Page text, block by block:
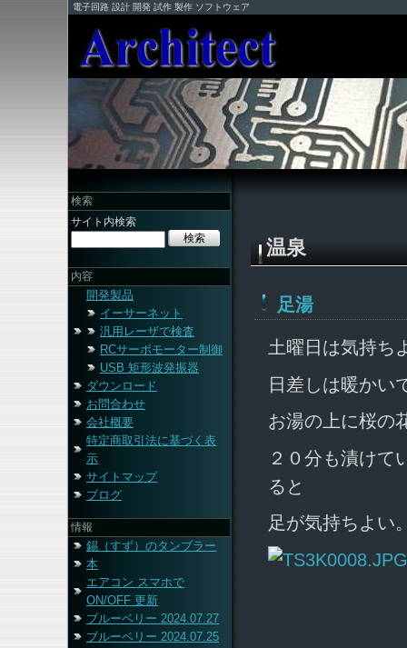
電子回路 設計 開発 試作 製作 ソフトウェア
温泉
足湯
土曜日は気持ち
日差しは暖かい
お湯の上に桜の
２０分も漬けて
ると
足が気持ちよい
検索
サイト内検索
内容
開発製品
イーサーネット
汎用レーザで検査
RCサーボモーター制御
USB 矩形波発振器
ダウンロード
お問合わせ
会社概要
特定商取引法に基づく表
示
サイトマップ
ブログ
情報
錫（すず）のタンブラー
本
エアコン スマホで
ON/OFF 更新
ブルーベリー 2024.07.27
ブルーベリー 2024.07.25